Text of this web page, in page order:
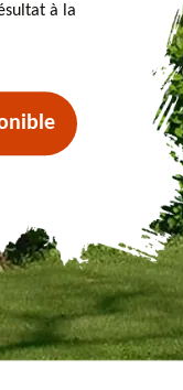
à la